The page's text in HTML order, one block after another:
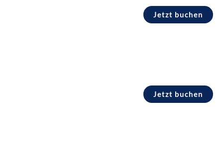
Jetzt buchen
Jetzt buchen